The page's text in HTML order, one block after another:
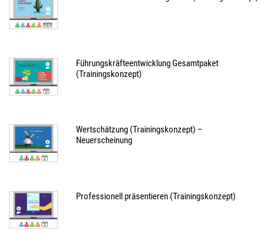
Führungskräfteentwicklung Gesamtpaket
(Trainingskonzept)
Wertschätzung (Trainingskonzept) –
Neuerscheinung
Professionell präsentieren (Trainingskonzept)